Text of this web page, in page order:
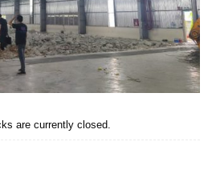
are currently closed.